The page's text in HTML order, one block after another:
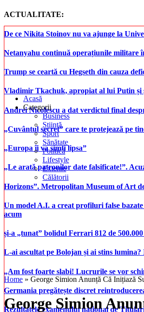
ACTUALITATE:
De ce Nikita Stoinov nu va ajunge la
Netanyahu continuă operațiunile militare
Trump se ceartă cu Hegseth din cauza
Vladimir Tkachuk, apropiat al lui Putin și
Andrei Nicolescu a dat verdictul final
„Cuvântul secret” care te protejează pe
„Europa îi va simți lipsa”
„Le arată patronilor date falsificate!”.
Horizons”. Metropolitan Museum of Art
Un model A.I. a creat profiluri false bazate
acum
și-a „tunat” bolidul Ferrari 812 de
L-ai ascultat pe Bolojan și ai stins
„Am fost foarte slabi! Lucrurile se vor
Germania pregătește discret
Rezultatele examenului național de
Acasă
Categorii
Business
Știință
Sport
Sănătate
Politică
Lifestyle
Externe
Călătorii
Home » George Simion Anunță Că Inițiază
George Simion